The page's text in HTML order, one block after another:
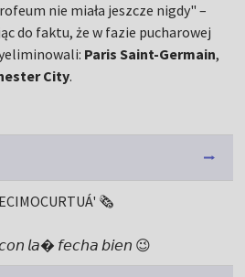
nie miała jeszcze nigdy" –
do faktu, że w fazie pucharowej
Paris Saint-Germain,
City.
🗞️
𝘭𝘢 𝘧𝘦𝘤𝘩𝘢 𝘣𝘪𝘦𝘯 😉